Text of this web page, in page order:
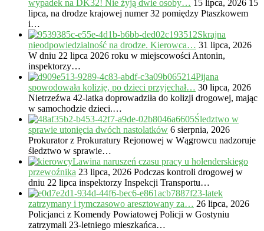
wypadek na DK32! Nie żyją dwie osoby… 15 lipca, 2026 15
lipca, na drodze krajowej numer 32 pomiędzy Ptaszkowem
i…
Skrajna
nieodpowiedzialność na drodze. Kierowca… 31 lipca, 2026
W dniu 22 lipca 2026 roku w miejscowości Antonin,
inspektorzy…
Pijana
spowodowała kolizję, po dzieci przyjechał… 30 lipca, 2026
Nietrzeźwa 42-latka doprowadziła do kolizji drogowej, mając
w samochodzie dzieci.…
Śledztwo w
sprawie utonięcia dwóch nastolatków 6 sierpnia, 2026
Prokurator z Prokuratury Rejonowej w Wągrowcu nadzoruje
śledztwo w sprawie…
Lawina naruszeń czasu pracy u holenderskiego
przewoźnika 23 lipca, 2026 Podczas kontroli drogowej w
dniu 22 lipca inspektorzy Inspekcji Transportu…
23-latek
zatrzymany i tymczasowo aresztowany za… 26 lipca, 2026
Policjanci z Komendy Powiatowej Policji w Gostyniu
zatrzymali 23-letniego mieszkańca…